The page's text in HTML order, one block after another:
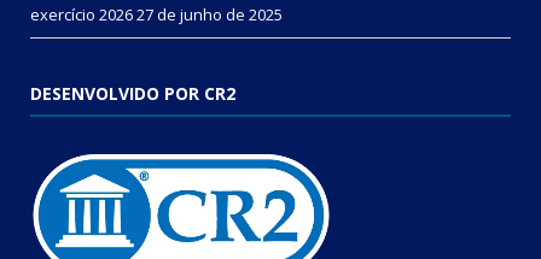
exercício 202627 de junho de 2025
DESENVOLVIDO POR CR2